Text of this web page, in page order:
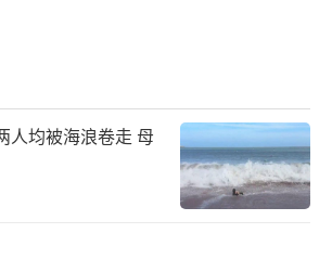
人均被海浪卷走 母